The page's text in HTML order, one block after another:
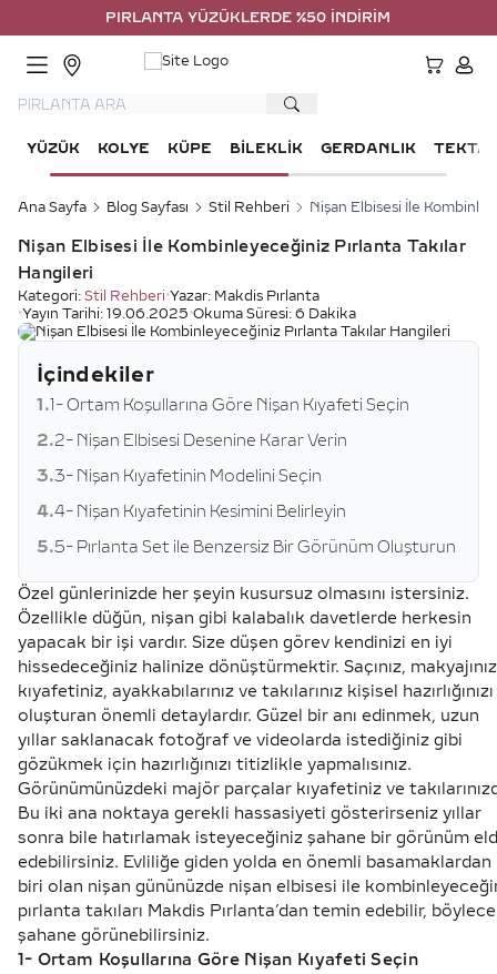
PIRLANTA YÜZÜKLERDE %50 İNDİRİM
YÜZÜK KOLYE KÜPE BILEKLIK GERDANLIK TEKTAŞ
Ana Sayfa Blog Sayfası Stil Rehberi Nişan Elbisesi İle
Nişan Elbisesi İle Kombinleyeceğiniz Pırlanta Takılar
Hangileri
Kategori: Stil Rehberi•Yazar: Makdis Pırlanta
•Yayın Tarihi: 19.06.2025•Okuma Süresi: 6 Dakika
İçindekiler
1.1- Ortam Koşullarına Göre Nişan Kıyafeti Seçin
2.2- Nişan Elbisesi Desenine Karar Verin
3.3- Nişan Kıyafetinin Modelini Seçin
4.4- Nişan Kıyafetinin Kesimini Belirleyin
5.5- Pırlanta Set ile Benzersiz Bir Görünüm Oluşturun
Özel günlerinizde her şeyin kusursuz olmasını istersiniz.
Özellikle düğün, nişan gibi kalabalık davetlerde herkesin
yapacak bir işi vardır. Size düşen görev kendinizi en iyi
hissedeceğiniz halinize dönüştürmektir. Saçınız,
kıyafetiniz, ayakkabılarınız ve takılarınız kişisel hazırlığınızı
oluşturan önemli detaylardır. Güzel bir anı edinmek, uzun
yıllar saklanacak fotoğraf ve videolarda istediğiniz gibi
gözükmek için hazırlığınızı titizlikle yapmalısınız.
Görünümünüzdeki majör parçalar kıyafetiniz ve
Bu iki ana noktaya gerekli hassasiyeti gösterirseniz yıllar
sonra bile hatırlamak isteyeceğiniz şahane bir görünüm
edebilirsiniz. Evliliğe giden yolda en önemli basamaklardan
biri olan nişan gününüzde nişan elbisesi ile
pırlanta takıları Makdis Pırlanta’dan temin edebilir, böylece
şahane görünebilirsiniz.
1- Ortam Koşullarına Göre Nişan Kıyafeti Seçin